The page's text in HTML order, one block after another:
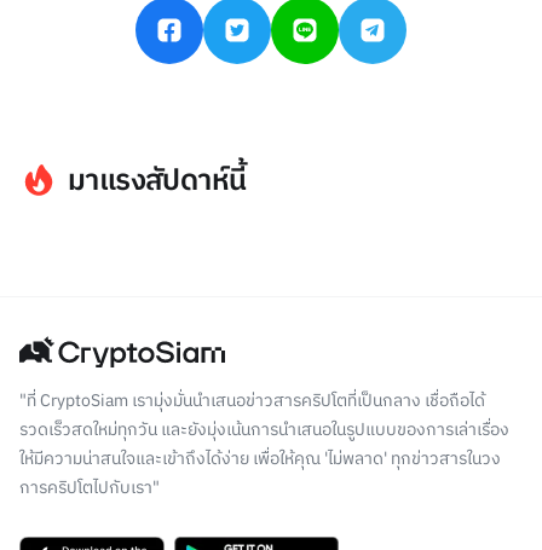
มาแรงสัปดาห์นี้
"ที่ CryptoSiam เรามุ่งมั่นนำเสนอข่าวสารคริปโตที่เป็นกลาง เชื่อถือได้
รวดเร็วสดใหม่ทุกวัน และยังมุ่งเน้นการนำเสนอในรูปแบบของการเล่าเรื่อง
ให้มีความน่าสนใจและเข้าถึงได้ง่าย เพื่อให้คุณ 'ไม่พลาด' ทุกข่าวสารในวง
การคริปโตไปกับเรา"